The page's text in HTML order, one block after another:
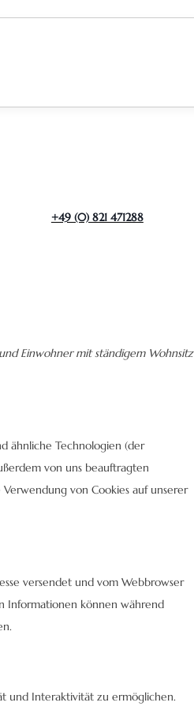
+49 (0) 821 471288
Einwohner mit ständigem Wohnsitz
ähnliche Technologien (der
von uns beauftragten
von Cookies auf unserer
versendet und vom Webbrowser
Informationen können während
und Interaktivität zu ermöglichen.